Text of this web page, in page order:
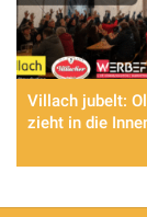
Villach jubelt:
zieht in die